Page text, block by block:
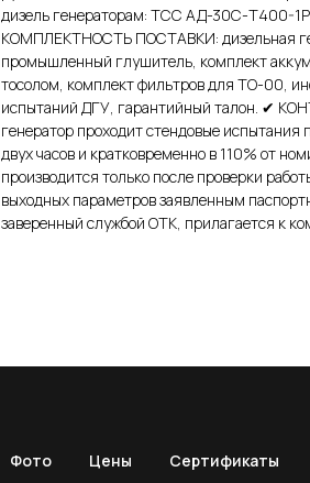
дизель генераторам: ТСС АД-30С-Т400-
КОМПЛЕКТНОСТЬ ПОСТАВКИ: дизельная
промышленный глушитель, комплект
тосолом, комплект фильтров для ТО-00,
испытаний ДГУ, гарантийный талон. ✔
генератор проходит стендовые
двух часов и кратковременно в 110% от
производится только после проверки
выходных параметров заявленным
заверенный службой ОТК, прилагается к
Фото Цены Сертификаты